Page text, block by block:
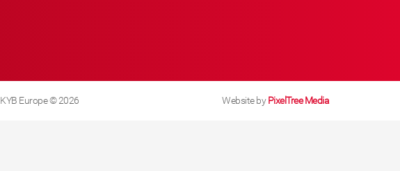
KYB Europe © 2026 Website byPixelTree Media